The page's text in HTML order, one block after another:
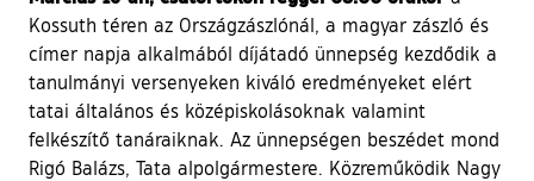
Kossuth téren az Országzászlónál, a magyar zászló és
címer napja alkalmából díjátadó ünnepség kezdődik a
tanulmányi versenyeken kiváló eredményeket elért
tatai általános és középiskolásoknak valamint
felkészítő tanáraiknak. Az ünnepségen beszédet mond
Rigó Balázs, Tata alpolgármestere. Közreműködik Nagy